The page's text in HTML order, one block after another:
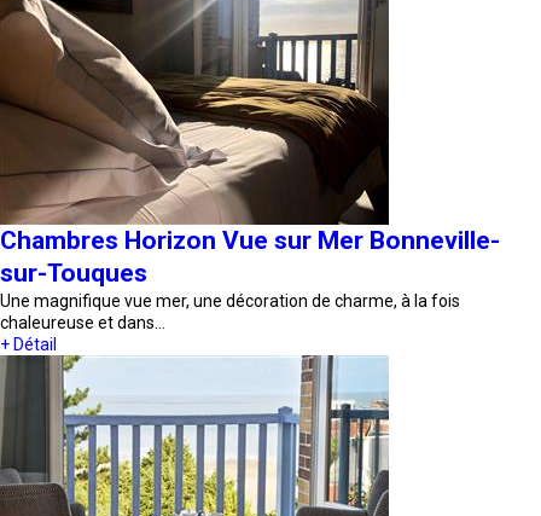
Chambres Horizon Vue sur Mer Bonneville-
sur-Touques
Une magnifique vue mer, une décoration de charme, à la fois
chaleureuse et dans…
+ Détail